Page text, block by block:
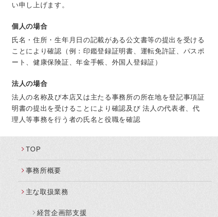
い申し上げます。
個人の場合
氏名・住所・生年月日の記載がある公文書等の提出を受ける
ことにより確認（例：印鑑登録証明書、運転免許証、パスポ
ート、健康保険証、年金手帳、外国人登録証）
法人の場合
法人の名称及び本店又は主たる事務所の所在地を登記事項証
明書の提出を受けることにより確認及び 法人の代表者、代
理人等事務を行う者の氏名と役職を確認
TOP
事務所概要
主な取扱業務
経営企画部支援